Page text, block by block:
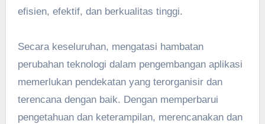
efisien, efektif, dan berkualitas tinggi.
Secara keseluruhan, mengatasi hambatan
perubahan teknologi dalam pengembangan aplikasi
memerlukan pendekatan yang terorganisir dan
terencana dengan baik. Dengan memperbarui
pengetahuan dan keterampilan, merencanakan dan